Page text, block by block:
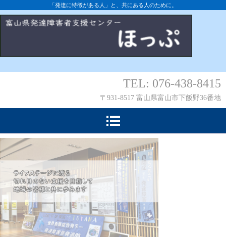
「発達に特徴がある人」と、共にある人のために。
TEL: 076-438-8415
〒931-8517 富山県富山市下飯野36番地